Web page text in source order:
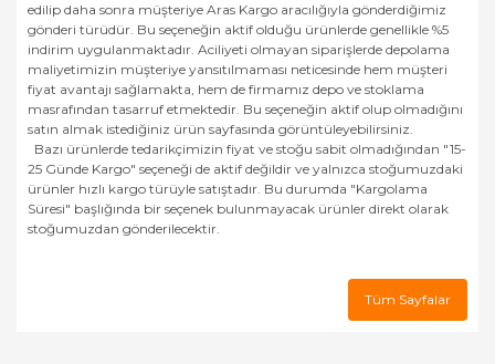
edilip daha sonra müşteriye Aras Kargo aracılığıyla gönderdiğimiz
gönderi türüdür. Bu seçeneğin aktif olduğu ürünlerde genellikle %5
indirim uygulanmaktadır. Aciliyeti olmayan siparişlerde depolama
maliyetimizin müşteriye yansıtılmaması neticesinde hem müşteri
fiyat avantajı sağlamakta, hem de firmamız depo ve stoklama
masrafından tasarruf etmektedir. Bu seçeneğin aktif olup olmadığını
satın almak istediğiniz ürün sayfasında görüntüleyebilirsiniz.
Bazı ürünlerde tedarikçimizin fiyat ve stoğu sabit olmadığından "15-
25 Günde Kargo" seçeneği de aktif değildir ve yalnızca stoğumuzdaki
ürünler hızlı kargo türüyle satıştadır. Bu durumda "Kargolama
Süresi" başlığında bir seçenek bulunmayacak ürünler direkt olarak
stoğumuzdan gönderilecektir.
Tüm Sayfalar